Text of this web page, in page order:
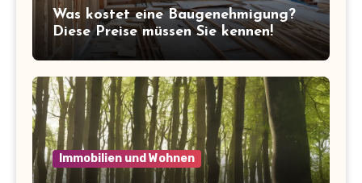
Was kostet eine Baugenehmigung?
Diese Preise müssen Sie kennen!
Immobilien und Wohnen